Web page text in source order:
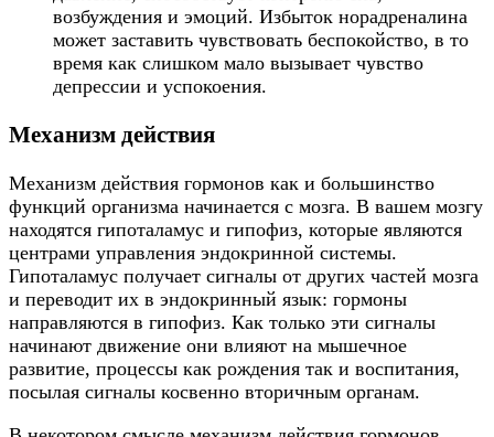
возбуждения и эмоций. Избыток норадреналина
может заставить чувствовать беспокойство, в то
время как слишком мало вызывает чувство
депрессии и успокоения.
Механизм действия
Механизм действия гормонов как и большинство
функций организма начинается с мозга. В вашем мозгу
находятся гипоталамус и гипофиз, которые являются
центрами управления эндокринной системы.
Гипоталамус получает сигналы от других частей мозга
и переводит их в эндокринный язык: гормоны
направляются в гипофиз. Как только эти сигналы
начинают движение они влияют на мышечное
развитие, процессы как рождения так и воспитания,
посылая сигналы косвенно вторичным органам.